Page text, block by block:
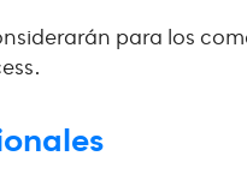
para los